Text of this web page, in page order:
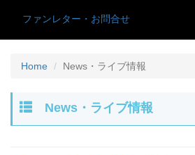
ファンレター・お問合せ
Home News・ライブ情報
News・ライブ情報